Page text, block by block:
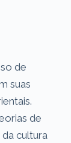
de
suas
de
cultura